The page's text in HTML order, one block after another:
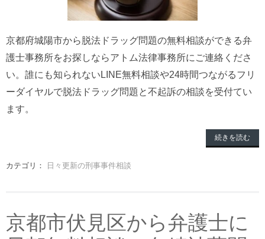
京都府城陽市から脱法ドラッグ問題の無料相談ができる弁
護士事務所をお探しならアトム法律事務所にご連絡くださ
い。誰にも知られないLINE無料相談や24時間つながるフリ
ーダイヤルで脱法ドラッグ問題と不起訴の相談を受付てい
ます。
続きを読む
カテゴリ： 日々更新の刑事事件相談
京都市伏見区から弁護士に